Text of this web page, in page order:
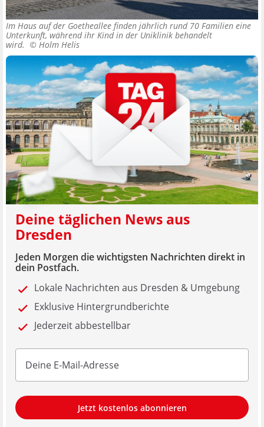
Im Haus auf der Goetheallee finden jährlich rund 70 Familien eine
Unterkunft, während ihr Kind in der Uniklinik behandelt
wird. © Holm Helis
Deine täglichen News aus
Dresden
Jeden Morgen die wichtigsten Nachrichten direkt in
dein Postfach.
Lokale Nachrichten aus Dresden & Umgebung
Exklusive Hintergrundberichte
Jederzeit abbestellbar
Jetzt kostenlos abonnieren